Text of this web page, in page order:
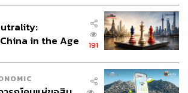
in the Age
191